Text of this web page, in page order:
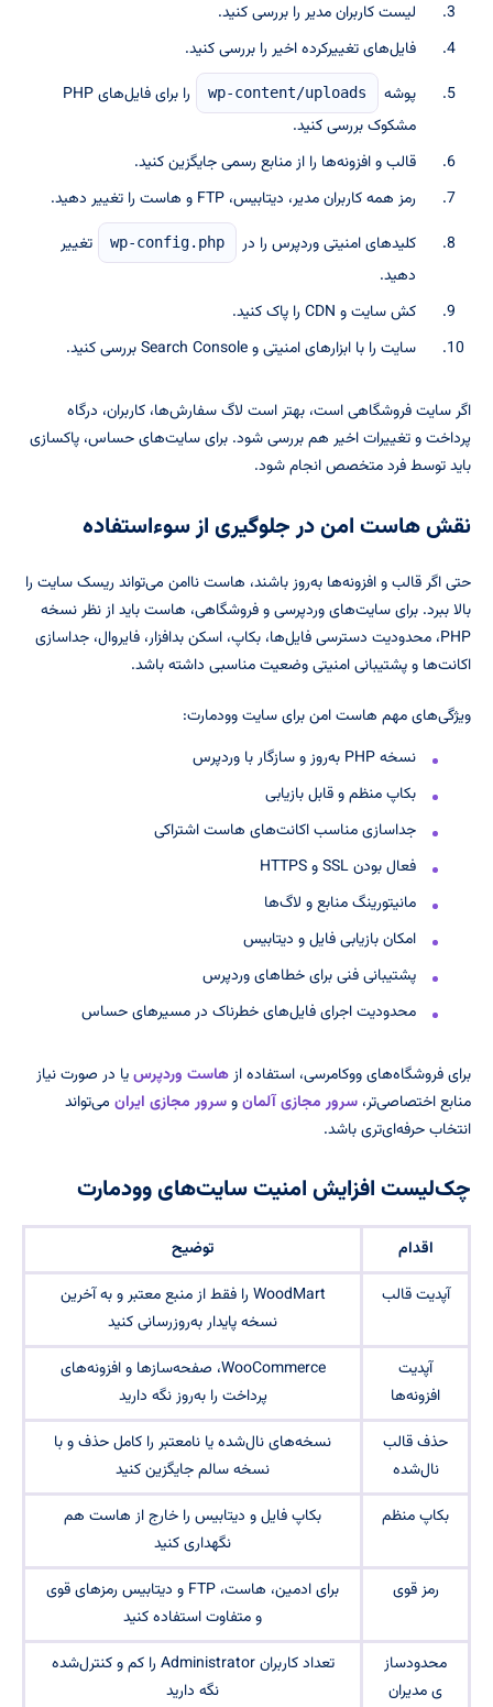
لیست کاربران مدیر را بررسی کنید.
فایل‌های تغییرکرده اخیر را بررسی کنید.
پوشه
wp-content/uploads
را برای فایل‌های PHP
مشکوک بررسی کنید.
قالب و افزونه‌ها را از منابع رسمی جایگزین کنید.
رمز همه کاربران مدیر، دیتابیس، FTP و هاست را تغییر دهید.
کلیدهای امنیتی وردپرس را در
wp-config.php
تغییر
دهید.
کش سایت و CDN را پاک کنید.
سایت را با ابزارهای امنیتی و Search Console بررسی کنید.
اگر سایت فروشگاهی است، بهتر است لاگ سفارش‌ها، کاربران، درگاه
پرداخت و تغییرات اخیر هم بررسی شود. برای سایت‌های حساس، پاکسازی
باید توسط فرد متخصص انجام شود.
نقش هاست امن در جلوگیری از سوءاستفاده
حتی اگر قالب و افزونه‌ها به‌روز باشند، هاست ناامن می‌تواند ریسک سایت را
بالا ببرد. برای سایت‌های وردپرسی و فروشگاهی، هاست باید از نظر نسخه
PHP، محدودیت دسترسی فایل‌ها، بکاپ، اسکن بدافزار، فایروال، جداسازی
اکانت‌ها و پشتیبانی امنیتی وضعیت مناسبی داشته باشد.
ویژگی‌های مهم هاست امن برای سایت وودمارت:
نسخه PHP به‌روز و سازگار با وردپرس
بکاپ منظم و قابل بازیابی
جداسازی مناسب اکانت‌های هاست اشتراکی
فعال بودن SSL و HTTPS
مانیتورینگ منابع و لاگ‌ها
امکان بازیابی فایل و دیتابیس
پشتیبانی فنی برای خطاهای وردپرس
محدودیت اجرای فایل‌های خطرناک در مسیرهای حساس
برای فروشگاه‌های ووکامرسی، استفاده ازهاست وردپرسیا در صورت نیاز
منابع اختصاصی‌تر، سرور مجازی آلمانوسرور مجازی ایران می‌تواند
انتخاب حرفه‌ای‌تری باشد.
چک‌لیست افزایش امنیت سایت‌های وودمارت
اقدام
توضیح
آپدیت قالب
WoodMart را فقط از منبع معتبر و به آخرین
نسخه پایدار به‌روزرسانی کنید
آپدیت
افزونه‌ها
WooCommerce، صفحه‌سازها و افزونه‌های
پرداخت را به‌روز نگه دارید
حذف قالب
نال‌شده
نسخه‌های نال‌شده یا نامعتبر را کامل حذف و با
نسخه سالم جایگزین کنید
بکاپ منظم
بکاپ فایل و دیتابیس را خارج از هاست هم
نگهداری کنید
رمز قوی
برای ادمین، هاست، FTP و دیتابیس رمزهای قوی
و متفاوت استفاده کنید
محدودساز
ی مدیران
تعداد کاربران Administrator را کم و کنترل‌شده
نگه دارید